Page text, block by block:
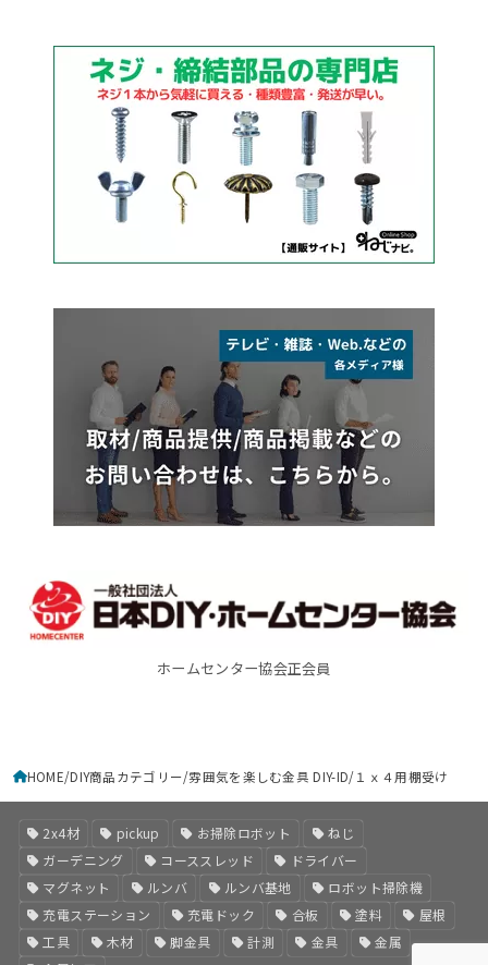
ホームセンター協会正会員
HOME DIY商品カテゴリー 雰囲気を楽しむ金具 DIY-ID １ｘ４用棚受け
2x4材 pickup お掃除ロボット
ねじ
ガーデニング
コーススレッド
ドライバー
マグネット
ルンバ ルンバ基地
ロボット掃除機
充電ステーション
充電ドック 合板 塗料
屋根
工具
木材 脚金具 計測 金具
金属